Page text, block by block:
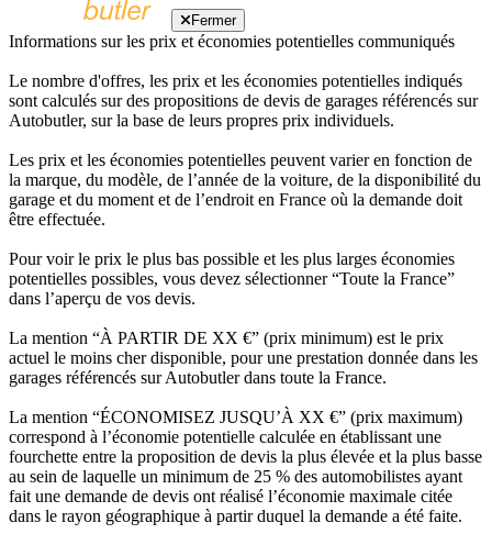
Fermer
Informations sur les prix et économies potentielles communiqués
Le nombre d'offres, les prix et les économies potentielles indiqués
sont calculés sur des propositions de devis de garages référencés sur
Autobutler, sur la base de leurs propres prix individuels.
Les prix et les économies potentielles peuvent varier en fonction de
la marque, du modèle, de l’année de la voiture, de la disponibilité du
garage et du moment et de l’endroit en France où la demande doit
être effectuée.
Pour voir le prix le plus bas possible et les plus larges économies
potentielles possibles, vous devez sélectionner “Toute la France”
dans l’aperçu de vos devis.
La mention “À PARTIR DE XX €” (prix minimum) est le prix
actuel le moins cher disponible, pour une prestation donnée dans les
garages référencés sur Autobutler dans toute la France.
La mention “ÉCONOMISEZ JUSQU’À XX €” (prix maximum)
correspond à l’économie potentielle calculée en établissant une
fourchette entre la proposition de devis la plus élevée et la plus basse
au sein de laquelle un minimum de 25 % des automobilistes ayant
fait une demande de devis ont réalisé l’économie maximale citée
dans le rayon géographique à partir duquel la demande a été faite.